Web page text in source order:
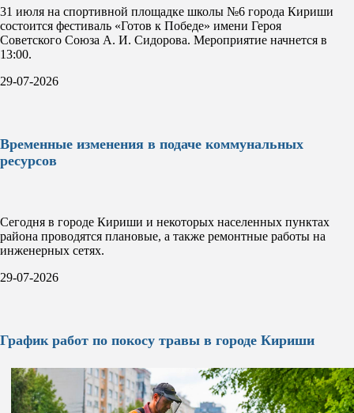
31 июля на спортивной площадке школы №6 города Кириши
состоится фестиваль «Готов к Победе» имени Героя
Советского Союза А. И. Сидорова. Мероприятие начнется в
13:00.
29-07-2026
Временные изменения в подаче коммунальных
ресурсов
Сегодня в городе Кириши и некоторых населенных пунктах
района проводятся плановые, а также ремонтные работы на
инженерных сетях.
29-07-2026
График работ по покосу травы в городе Кириши